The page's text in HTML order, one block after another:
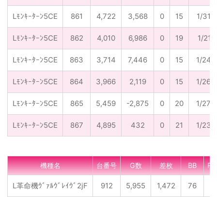
Lﾓﾝｷｰﾀｰﾝ5CE 861 4,722 3,568 0 15 1/315
Lﾓﾝｷｰﾀｰﾝ5CE 862 4,010 6,986 0 19 1/211
Lﾓﾝｷｰﾀｰﾝ5CE 863 3,714 7,446 0 15 1/248
Lﾓﾝｷｰﾀｰﾝ5CE 864 3,966 2,119 0 15 1/264
Lﾓﾝｷｰﾀｰﾝ5CE 865 5,459 -2,875 0 20 1/273
Lﾓﾝｷｰﾀｰﾝ5CE 867 4,895 432 0 21 1/233
機種名 台番号 G数 差枚 BB RB
L革命機ｳﾞｧﾙｳﾞﾚｲｳﾞ2jF 912 5,955 1,472 76